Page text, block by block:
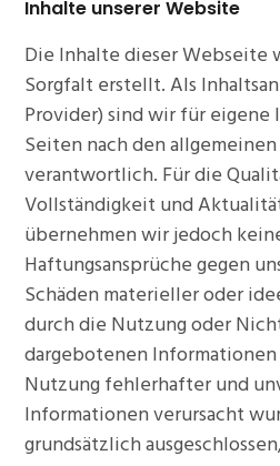
Inhalte unserer Website
Die Inhalte dieser Webseite
Sorgfalt erstellt. Als
Provider) sind wir für eigene
Seiten nach den
verantwortlich. Für die
Vollständigkeit und
übernehmen wir jedoch
Haftungsansprüche gegen
Schäden materieller oder
durch die Nutzung oder
dargebotenen
Nutzung fehlerhafter und
Informationen verursacht
grundsätzlich